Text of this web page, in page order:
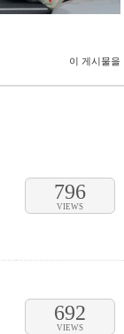
이 게시물을
796
VIEWS
692
VIEWS